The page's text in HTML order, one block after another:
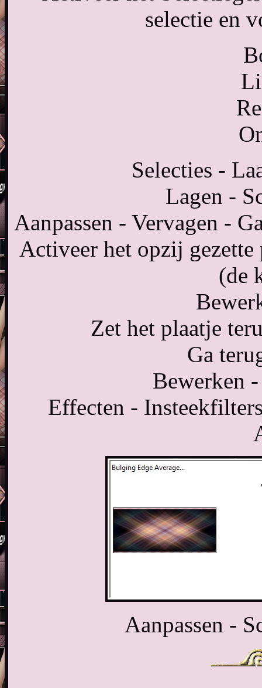
selectie en
Selecties -
Lagen -
Aanpassen - Vervagen -
Activeer het opzij
(de
Zet het plaatje
Ga
Bewerken
Effecten -
Aanpassen -